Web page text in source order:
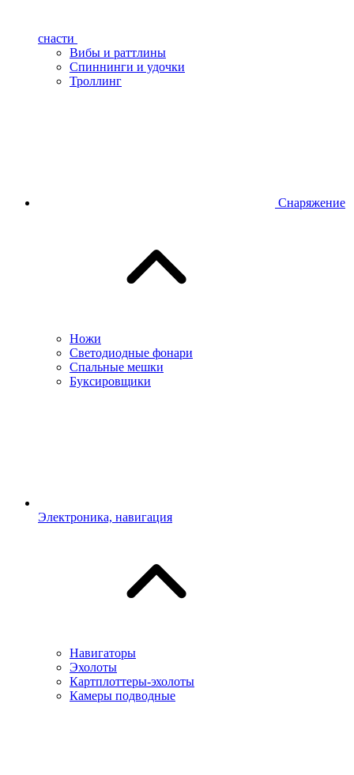
снасти
Вибы и раттлины
Спиннинги и удочки
Троллинг
Снаряжение
Ножи
Светодиодные фонари
Спальные мешки
Буксировщики
Электроника, навигация
Навигаторы
Эхолоты
Картплоттеры-эхолоты
Камеры подводные